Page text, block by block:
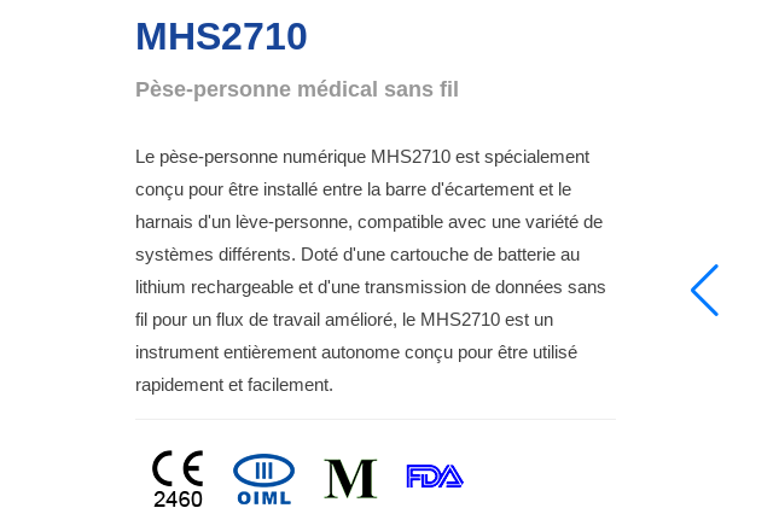
MHS2710
Pèse-personne médical sans fil
Le pèse-personne numérique MHS2710 est spécialement
conçu pour être installé entre la barre d'écartement et le
harnais d'un lève-personne, compatible avec une variété de
systèmes différents. Doté d'une cartouche de batterie au
lithium rechargeable et d'une transmission de données sans
fil pour un flux de travail amélioré, le MHS2710 est un
instrument entièrement autonome conçu pour être utilisé
rapidement et facilement.